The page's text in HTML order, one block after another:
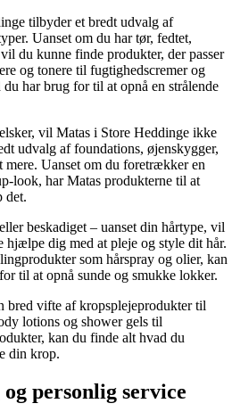
tilbyder et bredt udvalg af
Uanset om du har tør, fedtet,
du kunne finde produkter, der passer
og tonere til fugtighedscremer og
har brug for til at opnå en strålende
vil Matas i Store Heddinge ikke
udvalg af foundations, øjenskygger,
mere. Uanset om du foretrækker en
look, har Matas produkterne til at
det.
beskadiget – uanset din hårtype, vil
hjælpe dig med at pleje og style dit hår.
som hårspray og olier, kan
til at opnå sunde og smukke lokker.
bred vifte af kropsplejeprodukter til
lotions og shower gels til
kan du finde alt hvad du
din krop.
personlig service